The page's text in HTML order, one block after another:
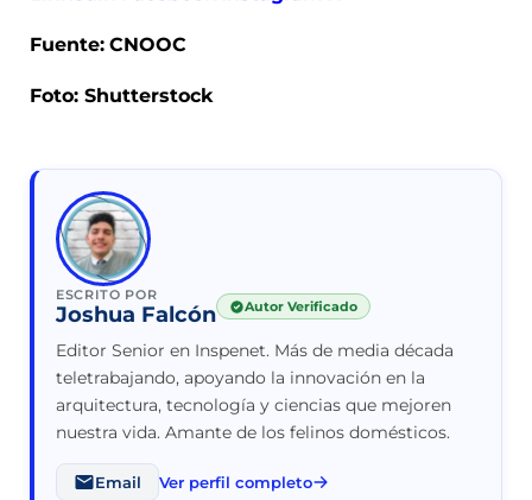
Fuente: CNOOC
Foto: Shutterstock
ESCRITO POR
Joshua Falcón Autor Verificado
Editor Senior en Inspenet. Más de media década
teletrabajando, apoyando la innovación en la
arquitectura, tecnología y ciencias que mejoren
nuestra vida. Amante de los felinos domésticos.
Email Ver perfil completo